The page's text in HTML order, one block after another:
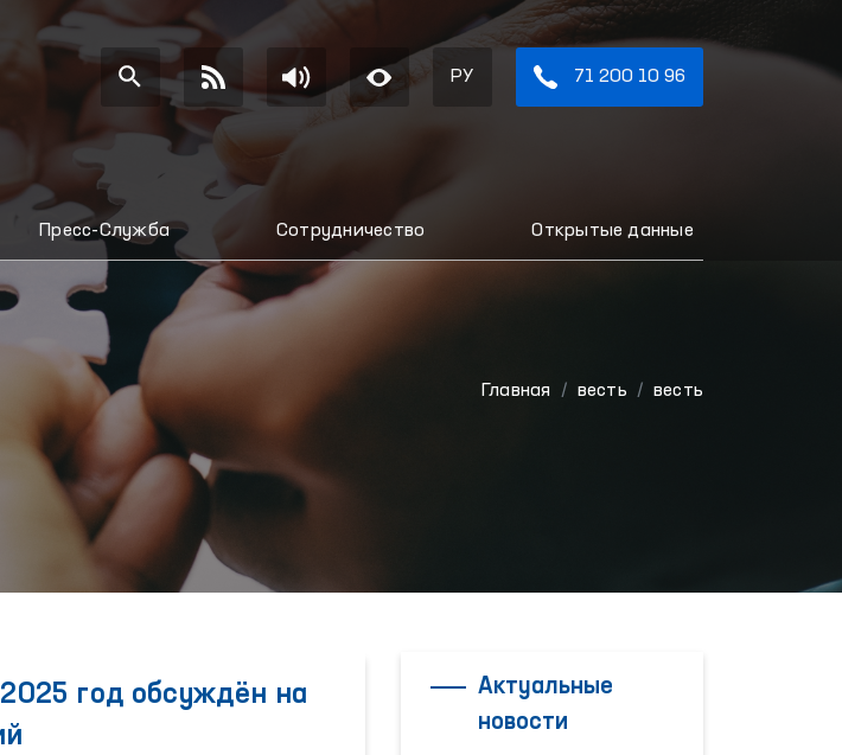
РУ 71 200 10 96
Пресс-Служба Сотрудничество Открытые данные
Главная весть весть
год обсуждён на
Актуальные
новости